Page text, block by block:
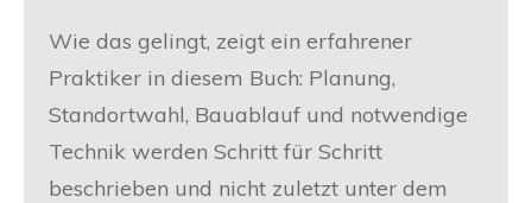
Wie das gelingt, zeigt ein erfahrener
Praktiker in diesem Buch: Planung,
Standortwahl, Bauablauf und notwendige
Technik werden Schritt für Schritt
beschrieben und nicht zuletzt unter dem